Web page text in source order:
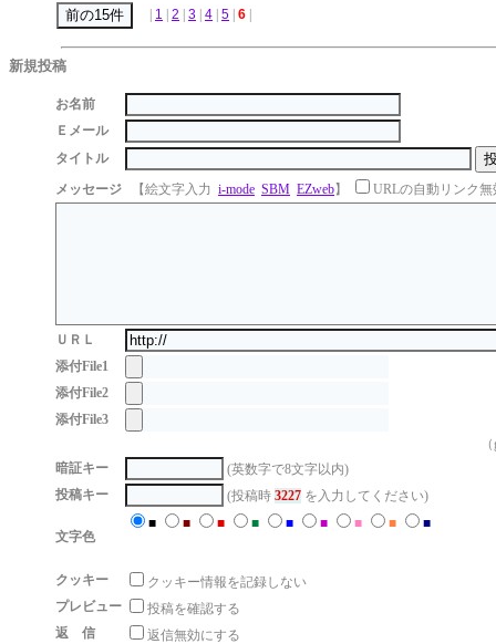
1 2 3 4 5 6
新規投稿
お名前
Ｅメール
タイトル
メッセージ
【絵文字入力 i-mode SBM EZweb】 URLの自動リンク無
ＵＲＬ
添付File1
添付File2
添付File3
暗証キー
(英数字で8文字以内)
投稿キー
(投稿時 3227 を入力してください)
文字色
■ ■ ■ ■ ■ ■ ■ ■ ■
クッキー
クッキー情報を記録しない
プレビュー
投稿を確認する
返 信
返信無効にする